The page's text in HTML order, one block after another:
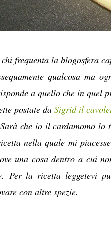
frequenta la blogosfera
qualcosa ma
a quello che in quel
postate da Sigrid il
che io il cardamomo lo
nella quale mi
una cosa dentro a cui
Per la ricetta leggetevi
con altre spezie.